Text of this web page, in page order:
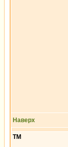
Наверх
ТМ